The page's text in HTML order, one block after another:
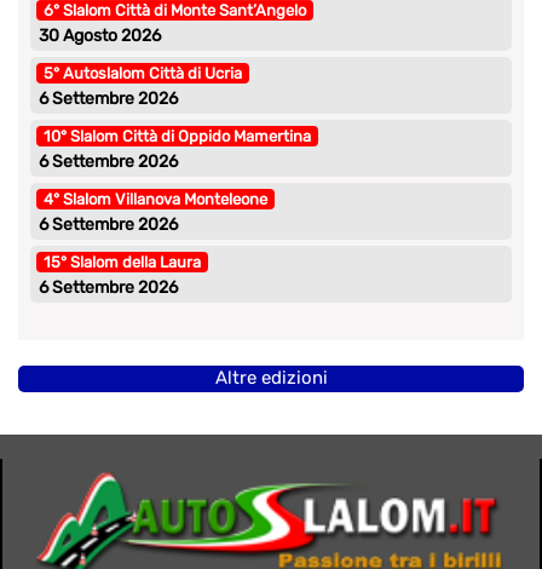
6° Slalom Città di Monte Sant’Angelo
30 Agosto 2026
5° Autoslalom Città di Ucria
6 Settembre 2026
10° Slalom Città di Oppido Mamertina
6 Settembre 2026
4° Slalom Villanova Monteleone
6 Settembre 2026
15° Slalom della Laura
6 Settembre 2026
Altre edizioni